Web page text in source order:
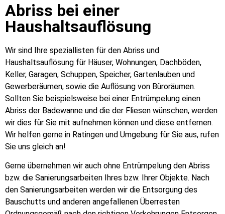
Abriss bei einer
Haushaltsauflösung
Wir sind Ihre speziallisten für den Abriss und
Haushaltsauflösung für Häuser, Wohnungen, Dachböden,
Keller, Garagen, Schuppen, Speicher, Gartenlauben und
Gewerberäumen, sowie die Auflösung von Büroräumen.
Sollten Sie beispielsweise bei einer Entrümpelung einen
Abriss der Badewanne und die der Fliesen wünschen, werden
wir dies für Sie mit aufnehmen können und diese entfernen.
Wir helfen gerne in Ratingen und Umgebung für Sie aus, rufen
Sie uns gleich an!
Gerne übernehmen wir auch ohne Entrümpelung den Abriss
bzw. die Sanierungsarbeiten Ihres bzw. Ihrer Objekte. Nach
den Sanierungsarbeiten werden wir die Entsorgung des
Bauschutts und anderen angefallenen Überresten